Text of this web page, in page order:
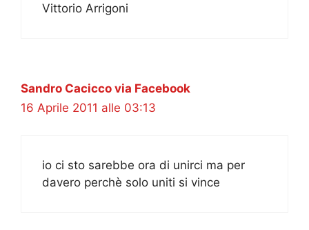
Vittorio Arrigoni
Sandro Cacicco via Facebook
16 Aprile 2011 alle 03:13
io ci sto sarebbe ora di unirci ma per
davero perchè solo uniti si vince